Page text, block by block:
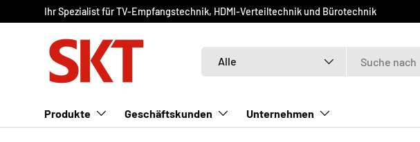
DIREKT ZUM INHALT
Ihr Spezialist für TV-Empfangstechnik, HDMI-Verteiltechnik und Bürotechnik
Alle
Produkte Geschäftskunden Unternehmen